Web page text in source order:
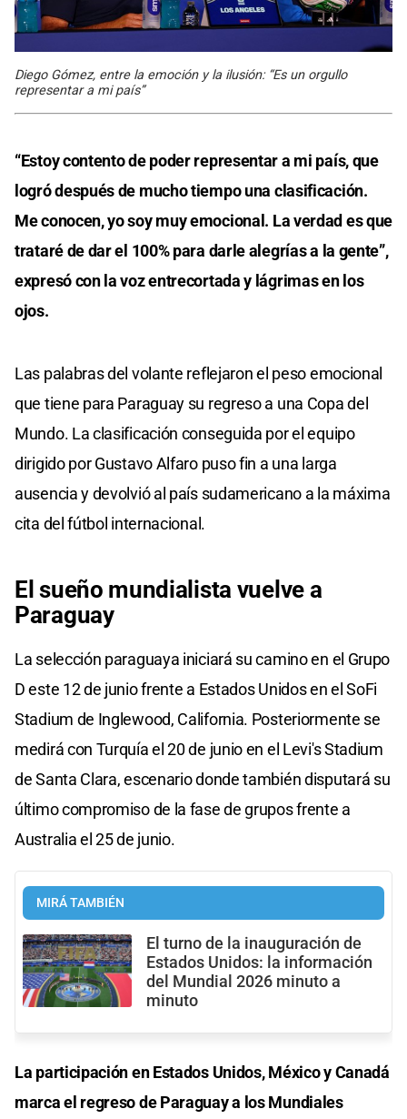
Diego Gómez, entre la emoción y la ilusión: “Es un orgullo
representar a mi país”
“Estoy contento de poder representar a mi país, que
logró después de mucho tiempo una clasificación.
Me conocen, yo soy muy emocional. La verdad es que
trataré de dar el 100% para darle alegrías a la gente”,
expresó con la voz entrecortada y lágrimas en los
ojos.
Las palabras del volante reflejaron el peso emocional
que tiene para Paraguay su regreso a una Copa del
Mundo. La clasificación conseguida por el equipo
dirigido por Gustavo Alfaro puso fin a una larga
ausencia y devolvió al país sudamericano a la máxima
cita del fútbol internacional.
El sueño mundialista vuelve a
Paraguay
La selección paraguaya iniciará su camino en el Grupo
D este 12 de junio frente a Estados Unidos en el SoFi
Stadium de Inglewood, California. Posteriormente se
medirá con Turquía el 20 de junio en el Levi's Stadium
de Santa Clara, escenario donde también disputará su
último compromiso de la fase de grupos frente a
Australia el 25 de junio.
MIRÁ TAMBIÉN
El turno de la inauguración de
Estados Unidos: la información
del Mundial 2026 minuto a
minuto
La participación en Estados Unidos, México y Canadá
marca el regreso de Paraguay a los Mundiales